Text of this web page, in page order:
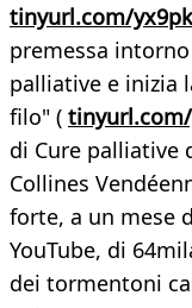
tinyurl.com/
premessa
palliative e inizia
filo" (
di Cure palliative
Collines
forte, a un mese
YouTube, di
dei tormentoni